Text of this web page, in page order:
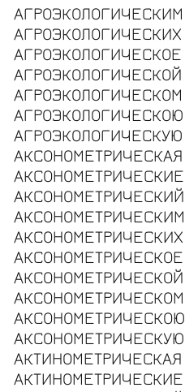
АГРОЭКОЛОГИЧЕСКИМ
АГРОЭКОЛОГИЧЕСКИХ
АГРОЭКОЛОГИЧЕСКОЕ
АГРОЭКОЛОГИЧЕСКОЙ
АГРОЭКОЛОГИЧЕСКОМ
АГРОЭКОЛОГИЧЕСКОЮ
АГРОЭКОЛОГИЧЕСКУЮ
АКСОНОМЕТРИЧЕСКАЯ
АКСОНОМЕТРИЧЕСКИЕ
АКСОНОМЕТРИЧЕСКИЙ
АКСОНОМЕТРИЧЕСКИМ
АКСОНОМЕТРИЧЕСКИХ
АКСОНОМЕТРИЧЕСКОЕ
АКСОНОМЕТРИЧЕСКОЙ
АКСОНОМЕТРИЧЕСКОМ
АКСОНОМЕТРИЧЕСКОЮ
АКСОНОМЕТРИЧЕСКУЮ
АКТИНОМЕТРИЧЕСКАЯ
АКТИНОМЕТРИЧЕСКИЕ